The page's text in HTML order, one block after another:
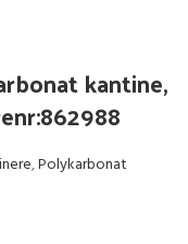
kantine,
,Polykarbonat